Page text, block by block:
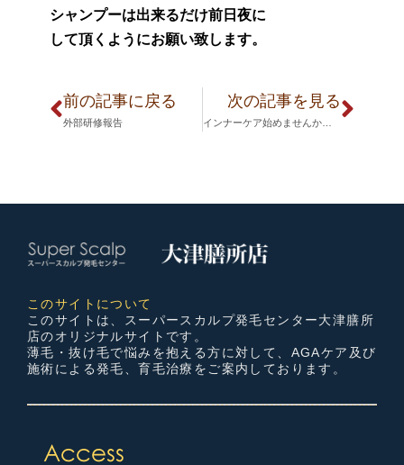
シャンプーは出来るだけ前日夜に
して頂くようにお願い致します。
前の記事に戻る
外部研修報告
次の記事を見る
インナーケア始めませんか！？
このサイトについて
このサイトは、スーパースカルプ発毛センター大津膳所
店のオリジナルサイトです。
薄毛・抜け毛で悩みを抱える方に対して、AGAケア及び
施術による発毛、育毛治療をご案内しております。